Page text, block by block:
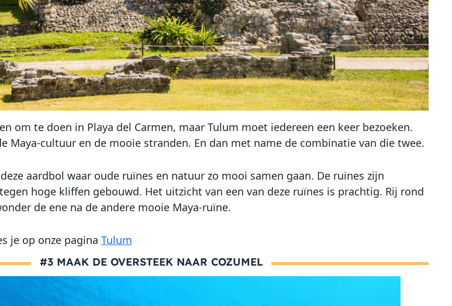
om te doen in Playa del Carmen, maar Tulum moet iedereen een keer bezoeken.
Maya-cultuur en de mooie stranden. En dan met name de combinatie van die twee.
aardbol waar oude ruïnes en natuur zo mooi samen gaan. De ruïnes zijn
hoge kliffen gebouwd. Het uitzicht van een van deze ruïnes is prachtig. Rij rond
de ene na de andere mooie Maya-ruïne.
je op onze pagina Tulum
#3 MAAK DE OVERSTEEK NAAR COZUMEL